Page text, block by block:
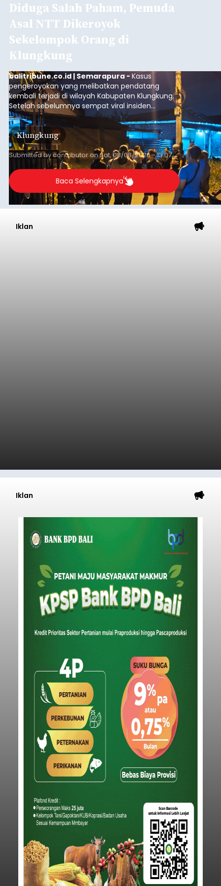
Diduga Salah Paham, Pemuda
Asal NTT Dikeroyok
Sekelompok Orang di
Klungkung
balitribune.co.id | Semarapura -Kasus
pengeroyokan yang melibatkan pendatang
kembali terjadi di wilayah Kabupaten Klungkung.
Setelah sebelumnya sempat viral insiden
keributan di barat Pasar Galiran, peristiwa serupa
kini menimpa seorang pemuda asal Kabupaten
Sumba Barat Daya (SBD), Nusa Tenggara Timur
(NTT).
Klungkung
Submitted bycontributoronSat, 08/08/2026 - 13:07
Baca Selengkapnya
Iklan
Iklan